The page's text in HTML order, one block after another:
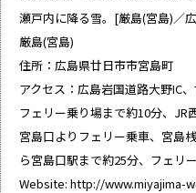
瀬戸内に降る雪。[厳島(宮島)／
厳島(宮島)
住所：広島県廿日市市宮島町
アクセス：広島岩国道路大野IC
フェリー乗り場まで約10分、JR
宮島口よりフェリー乗車、宮島
ら宮島口駅まで約25分、フェリ
Website: http://www.miyajima-